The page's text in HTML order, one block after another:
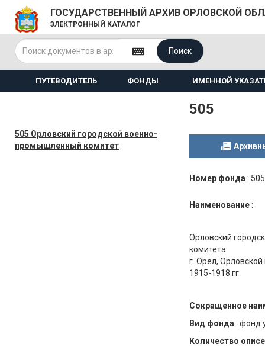
ГОСУДАРСТВЕННЫЙ АРХИВ ОРЛОВСКОЙ
ЭЛЕКТРОННЫЙ КАТАЛОГ
Поиск
ПУТЕВОДИТЕЛЬ ФОНДЫ ИМЕННОЙ
505 Орловский городской военно-
промышленный комитет
505
Номер фонда : 505
Наименование :
Орловский
комитета.
г. Орел, Орловской
1915-1918 гг.
Сокращенное
Вид фонда : фонд
Количество